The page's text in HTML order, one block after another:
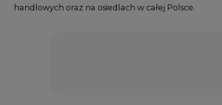
handlowych oraz na osiedlach w całej Polsce.